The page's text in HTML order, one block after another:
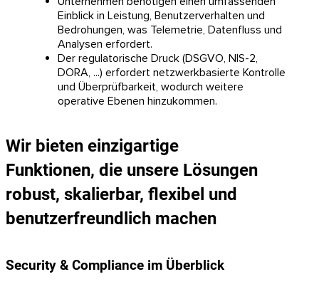
Einblick in Leistung, Benutzerverhalten und
Bedrohungen, was Telemetrie, Datenfluss und
Analysen erfordert.
Der regulatorische Druck (DSGVO, NIS-2,
DORA, ...) erfordert netzwerkbasierte Kontrolle
und Überprüfbarkeit, wodurch weitere
operative Ebenen hinzukommen.
Wir bieten einzigartige
Funktionen, die unsere Lösungen
robust, skalierbar, flexibel und
benutzerfreundlich machen
Security & Compliance im Überblick